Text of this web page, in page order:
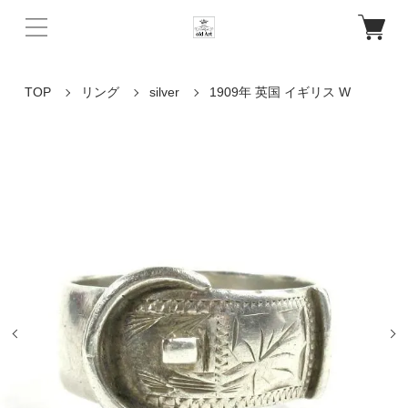
TOP リング silver 1909年 英国 イギリス W